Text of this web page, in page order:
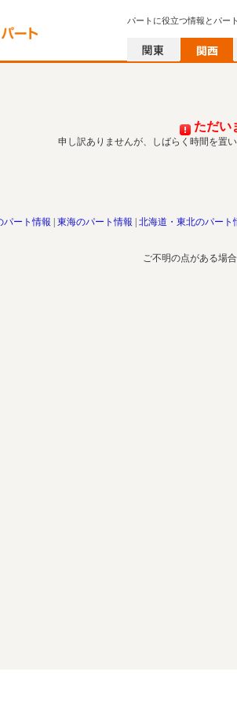
パートに役立つ情報とパー
ただい
申し訳ありませんが、しばらく時間を置
パート情報 東海のパート情報 北海道・東北のパート
ご不明の点がある場合